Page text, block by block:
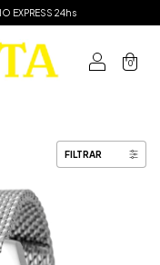
EXPRESS 24hs
0
FILTRAR